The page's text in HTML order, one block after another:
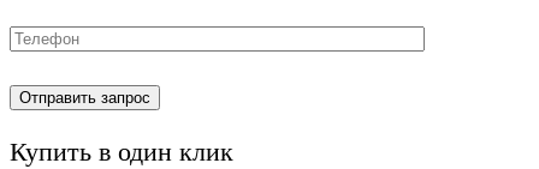
Купить в один клик